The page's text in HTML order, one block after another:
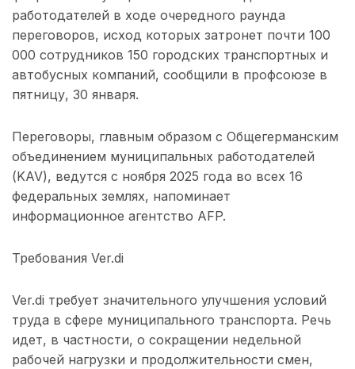
работодателей в ходе очередного раунда
переговоров, исход которых затронет почти 100
000 сотрудников 150 городских транспортных и
автобусных компаний, сообщили в профсоюзе в
пятницу, 30 января.
Переговоры, главным образом с Общегерманским
объединением муниципальных работодателей
(KAV), ведутся с ноября 2025 года во всех 16
федеральных землях, напоминает
информационное агентство AFP.
Требования Ver.di
Ver.di требует значительного улучшения условий
труда в сфере муниципального транспорта. Речь
идет, в частности, о сокращении недельной
рабочей нагрузки и продолжительности смен,